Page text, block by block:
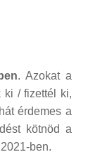
. Azokat a
ki / fizettél ki,
érdemes a
kötnöd a
ben.